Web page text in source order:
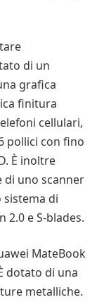
di un
grafica
finitura
cellulari,
pollici con fino
È inoltre
di uno scanner
di
2.0 e S-blades.
MateBook
dotato di una
metalliche.